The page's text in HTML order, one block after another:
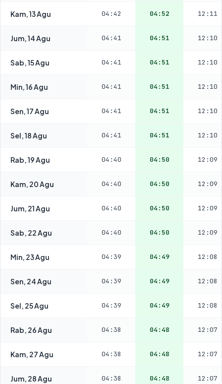
Kam, 13 Agu 04:42 04:52 12:11
Jum, 14 Agu 04:41 04:51 12:10
Sab, 15 Agu 04:41 04:51 12:10
Min, 16 Agu 04:41 04:51 12:10
Sen, 17 Agu 04:41 04:51 12:10
Sel, 18 Agu 04:41 04:51 12:10
Rab, 19 Agu 04:40 04:50 12:09
Kam, 20 Agu 04:40 04:50 12:09
Jum, 21 Agu 04:40 04:50 12:09
Sab, 22 Agu 04:40 04:50 12:09
Min, 23 Agu 04:39 04:49 12:08
Sen, 24 Agu 04:39 04:49 12:08
Sel, 25 Agu 04:39 04:49 12:08
Rab, 26 Agu 04:38 04:48 12:07
Kam, 27 Agu 04:38 04:48 12:07
Jum, 28 Agu 04:38 04:48 12:07